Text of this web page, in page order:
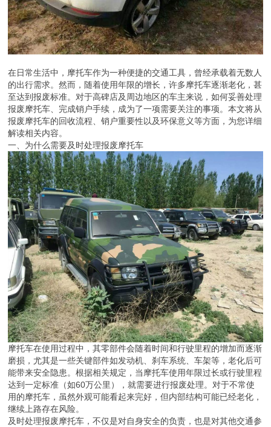
在日常生活中，摩托车作为一种便捷的交通工具，曾经承载着无数人
的出行需求。然而，随着使用年限的增长，许多摩托车逐渐老化，甚
至达到报废标准。对于高碑店及周边地区的车主来说，如何妥善处理
报废摩托车、完成销户手续，成为了一项需要关注的事项。本文将从
报废摩托车的回收流程、销户重要性以及环保意义等方面，为您详细
解读相关内容。
一、为什么需要及时处理报废摩托车
摩托车在使用过程中，其零部件会随着时间和行驶里程的增加而逐渐
磨损，尤其是一些关键部件如发动机、刹车系统、车架等，老化后可
能带来安全隐患。根据相关规定，当摩托车使用年限过长或行驶里程
达到一定标准（如60万公里），就需要进行报废处理。对于不常使
用的摩托车，虽然外观可能看起来完好，但内部结构可能已经老化，
继续上路存在风险。
及时处理报废摩托车，不仅是对自身安全的负责，也是对其他交通参